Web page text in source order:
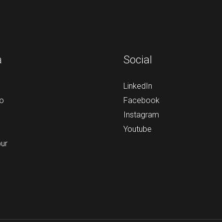
Social
LinkedIn
Facebook
Instagram
Youtube